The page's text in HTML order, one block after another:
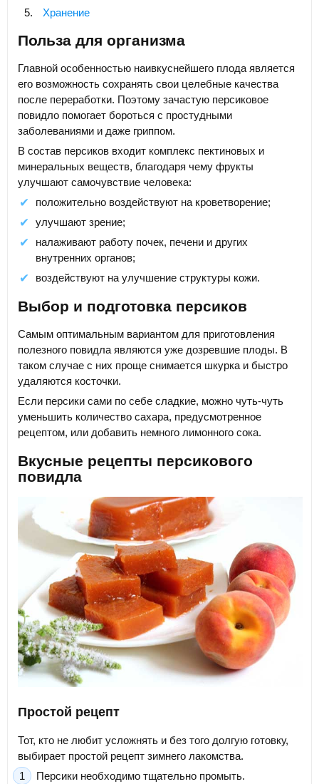
Хранение
Польза для организма
Главной особенностью наивкуснейшего плода является
его возможность сохранять свои целебные качества
после переработки. Поэтому зачастую персиковое
повидло помогает бороться с простудными
заболеваниями и даже гриппом.
В состав персиков входит комплекс пектиновых и
минеральных веществ, благодаря чему фрукты
улучшают самочувствие человека:
положительно воздействуют на кроветворение;
улучшают зрение;
налаживают работу почек, печени и других
внутренних органов;
воздействуют на улучшение структуры кожи.
Выбор и подготовка персиков
Самым оптимальным вариантом для приготовления
полезного повидла являются уже дозревшие плоды. В
таком случае с них проще снимается шкурка и быстро
удаляются косточки.
Если персики сами по себе сладкие, можно чуть-чуть
уменьшить количество сахара, предусмотренное
рецептом, или добавить немного лимонного сока.
Вкусные рецепты персикового
повидла
Простой рецепт
Тот, кто не любит усложнять и без того долгую готовку,
выбирает простой рецепт зимнего лакомства.
Персики необходимо тщательно промыть.